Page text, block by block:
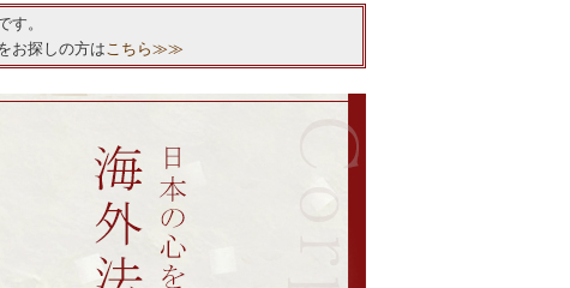
す。
お探しの方はこちら≫≫